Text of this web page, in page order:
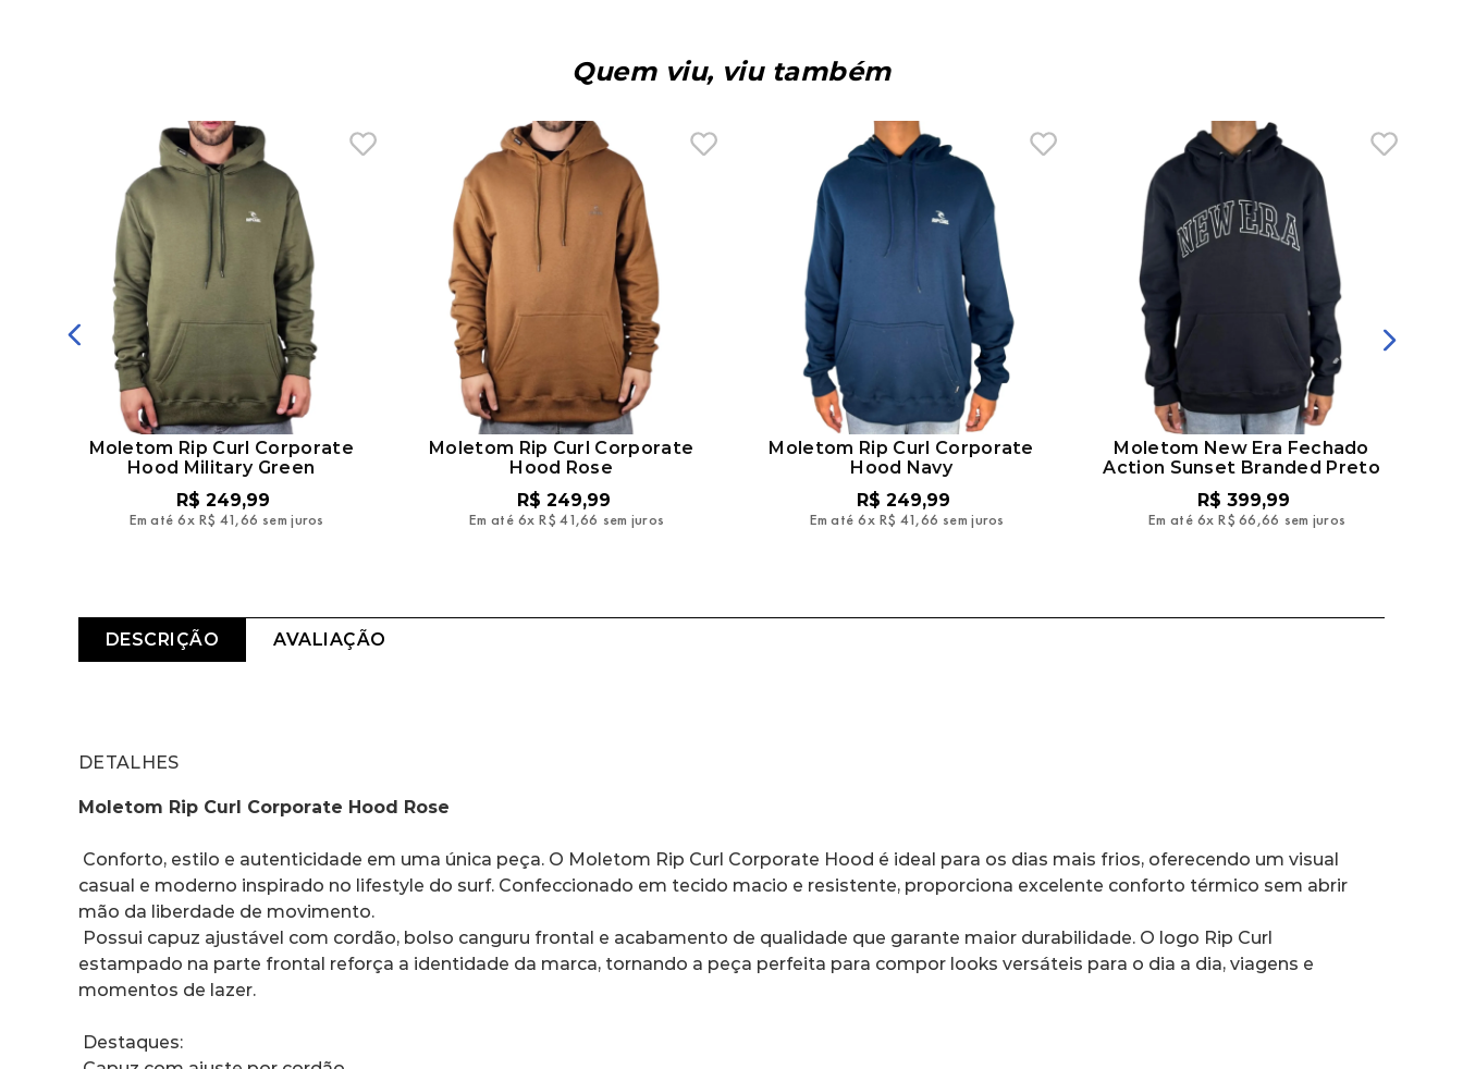
Quem viu, viu também
Moletom Rip Curl Corporate
Hood Military Green
R$ 249,99
Em até 6x R$ 41,66 sem juros
Moletom Rip Curl Corporate
Hood Rose
R$ 249,99
Em até 6x R$ 41,66 sem juros
Moletom Rip Curl Corporate
Hood Navy
R$ 249,99
Em até 6x R$ 41,66 sem juros
Moletom New Era Fechado
Action Sunset Branded Preto
R$ 399,99
Em até 6x R$ 66,66 sem juros
DESCRIÇÃO AVALIAÇÃO
DETALHES
Moletom Rip Curl Corporate Hood Rose
casual e moderno inspirado no lifestyle do surf. Confeccionado em tecido macio e resistente, proporciona excelente conforto térmico sem abrir
mão da liberdade de movimento.
estampado na parte frontal reforça a identidade da marca, tornando a peça perfeita para compor looks versáteis para o dia a dia, viagens e
momentos de lazer.
Destaques: